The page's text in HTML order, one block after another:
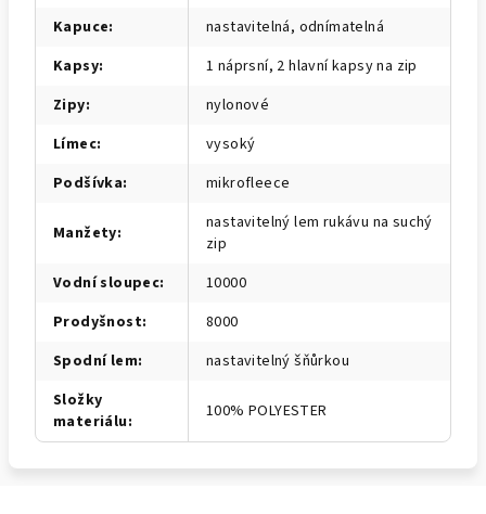
Kapuce:
nastavitelná, odnímatelná
Kapsy:
1 náprsní, 2 hlavní kapsy na zip
Zipy:
nylonové
Límec:
vysoký
Podšívka: mikrofleece
Manžety:
nastavitelný lem rukávu na suchý
zip
Vodní sloupec:
10000
Prodyšnost:
8000
Spodní lem:
nastavitelný šňůrkou
Složky
materiálu: 100% POLYESTER